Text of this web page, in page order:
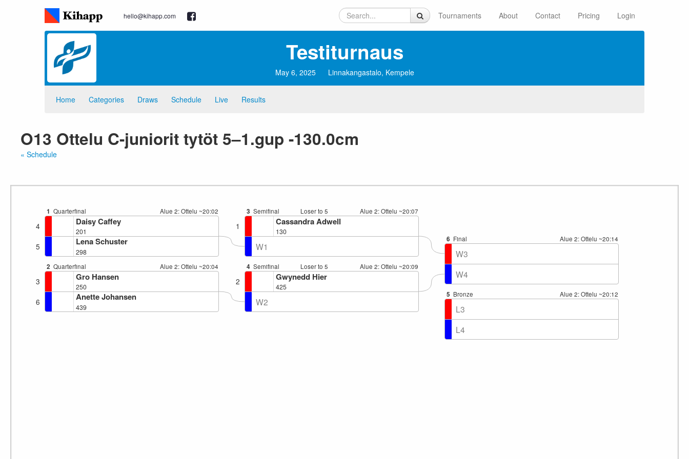
hello@kihapp.com Tournaments About Contact Pricing Login
Testiturnaus
May 6, 2025 Linnakangastalo, Kempele
Home Categories Draws Schedule Live Results
O13 Ottelu C-juniorit tytöt 5–1.gup -130.0cm
« Schedule
1 Quarterfinal Alue 2: Ottelu ~20:02
4 Daisy Caffey
201
5 Lena Schuster
298
2 Quarterfinal Alue 2: Ottelu ~20:04
3 Gro Hansen
250
6 Anette Johansen
439
3 Semifinal Loser to 5 Alue 2: Ottelu ~20:07
1 Cassandra Adwell
130
W1
4 Semifinal Loser to 5 Alue 2: Ottelu ~20:09
2 Gwynedd Hier
425
W2
5 Bronze Alue 2: Ottelu ~20:12
L3
L4
6 Final Alue 2: Ottelu ~20:14
W3
W4